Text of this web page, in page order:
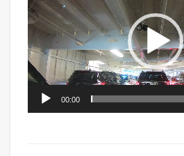
00:00